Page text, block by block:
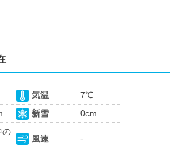
気温
7℃
新雪 0cm
の
風速 -